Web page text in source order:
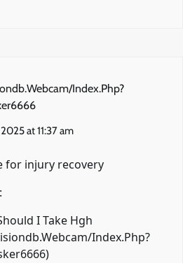
Index.Php?
at 11:37 am
for injury recovery
I Take Hgh
Index.Php?
)